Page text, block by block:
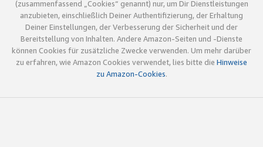
(zusammenfassend „Cookies“ genannt) nur, um Dir Dienstleistungen
anzubieten, einschließlich Deiner Authentifizierung, der Erhaltung
Deiner Einstellungen, der Verbesserung der Sicherheit und der
Bereitstellung von Inhalten. Andere Amazon-Seiten und -Dienste
können Cookies für zusätzliche Zwecke verwenden. Um mehr darüber
zu erfahren, wie Amazon Cookies verwendet, lies bitte die Hinweise
zu Amazon-Cookies.